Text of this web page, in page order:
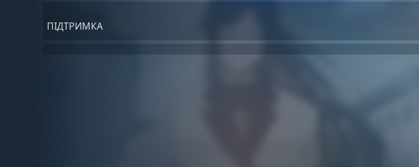
ПІДТРИМКА